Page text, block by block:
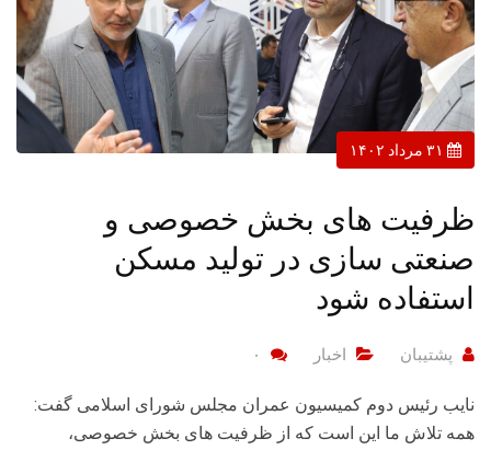
ظرفیت های بخش خصوصی و
صنعتی سازی در تولید مسکن
استفاده شود
پشتیبان اخبار ۰
نایب رئیس دوم کمیسیون عمران مجلس شورای اسلامی گفت:
همه تلاش ما این است که از ظرفیت های بخش خصوصی،